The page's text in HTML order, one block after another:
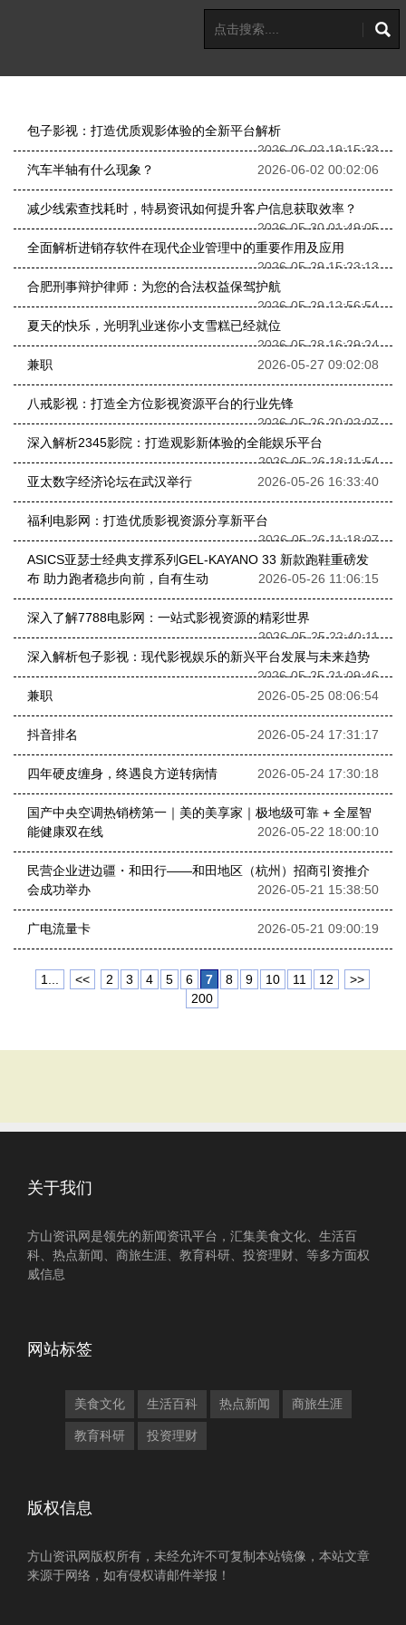
包子影视：打造优质观影体验的全新平台解析
2026-06-02 19:15:33
汽车半轴有什么现象？
2026-06-02 00:02:06
减少线索查找耗时，特易资讯如何提升客户信息获取效率？
2026-05-30 01:49:05
全面解析进销存软件在现代企业管理中的重要作用及应用
2026-05-29 15:23:13
合肥刑事辩护律师：为您的合法权益保驾护航
2026-05-29 12:56:54
夏天的快乐，光明乳业迷你小支雪糕已经就位
2026-05-28 16:29:24
兼职
2026-05-27 09:02:08
八戒影视：打造全方位影视资源平台的行业先锋
2026-05-26 20:02:07
深入解析2345影院：打造观影新体验的全能娱乐平台
2026-05-26 18:11:54
亚太数字经济论坛在武汉举行
2026-05-26 16:33:40
福利电影网：打造优质影视资源分享新平台
2026-05-26 11:18:07
ASICS亚瑟士经典支撑系列GEL-KAYANO 33 新款跑鞋重磅发
布 助力跑者稳步向前，自有生动
2026-05-26 11:06:15
深入了解7788电影网：一站式影视资源的精彩世界
2026-05-25 22:40:11
深入解析包子影视：现代影视娱乐的新兴平台发展与未来趋势
2026-05-25 21:09:46
兼职
2026-05-25 08:06:54
抖音排名 2026-05-24 17:31:17
四年硬皮缠身，终遇良方逆转病情 2026-05-24 17:30:18
国产中央空调热销榜第一｜美的美享家｜极地级可靠 + 全屋智
能健康双在线
2026-05-22 18:00:10
民营企业进边疆・和田行——和田地区（杭州）招商引资推介
会成功举办
2026-05-21 15:38:50
广电流量卡 2026-05-21 09:00:19
1... << 2 3 4 5 6 7 8 9 10 11 12
>>
200
关于我们
方山资讯网是领先的新闻资讯平台，汇集美食文化、生活百
科、热点新闻、商旅生涯、教育科研、投资理财、等多方面权
威信息
网站标签
美食文化 生活百科 热点新闻 商旅生涯
教育科研 投资理财
版权信息
方山资讯网版权所有，未经允许不可复制本站镜像，本站文章
来源于网络，如有侵权请邮件举报！